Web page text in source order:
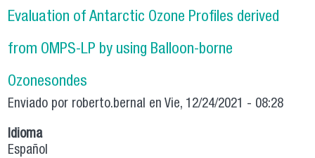
derived from OMPS-LP by using Balloon-borne
Ozonesondes
Evaluation of Antarctic Ozone Profiles derived
from OMPS-LP by using Balloon-borne
Ozonesondes
Enviado por roberto.bernal en Vie, 12/24/2021 - 08:28
Idioma
Español